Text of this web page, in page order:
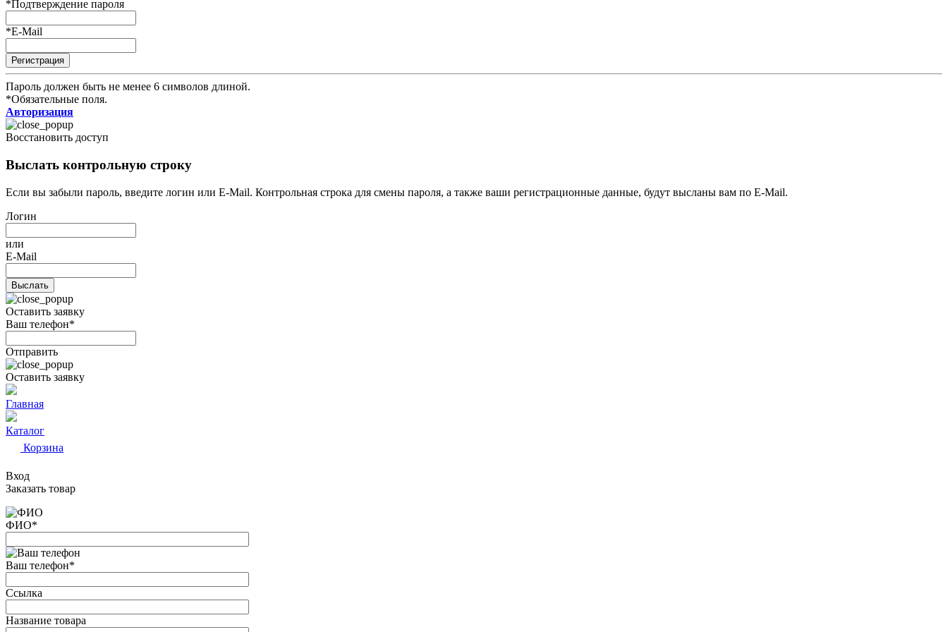
*Подтверждение пароля
*E-Mail
Пароль должен быть не менее 6 символов длиной.
*Обязательные поля.
Авторизация
Восстановить доступ
Выслать контрольную строку
Если вы забыли пароль, введите логин или E-Mail. Контрольная строка для смены пароля, а также ваши регистрационные данные, будут высланы вам по E-Mail.
Логин
или
E-Mail
Оставить заявку
Ваш телефон*
Отправить
Оставить заявку
Главная
Каталог
Корзина
Вход
Заказать товар
ФИО*
Ваш телефон*
Ссылка
Название товара